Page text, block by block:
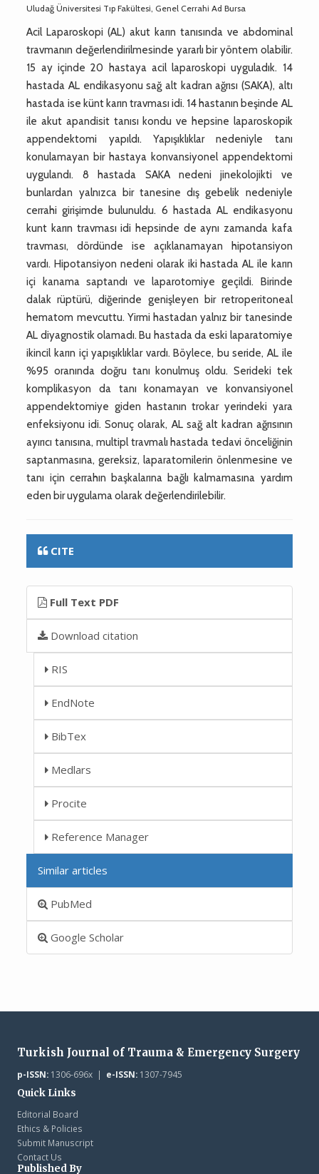
Uludağ Üniversitesi Tıp Fakültesi, Genel Cerrahi Ad Bursa
Acil Laparoskopi (AL) akut karın tanısında ve abdominal
travmanın değerlendirilmesinde yararlı bir yöntem olabilir.
15 ay içinde 20 hastaya acil laparoskopi uyguladık. 14
hastada AL endikasyonu sağ alt kadran ağrısı (SAKA), altı
hastada ise künt karın travması idi. 14 hastanın beşinde AL
ile akut apandisit tanısı kondu ve hepsine laparoskopik
appendektomi yapıldı. Yapışıklıklar nedeniyle tanı
konulamayan bir hastaya konvansiyonel appendektomi
uygulandı. 8 hastada SAKA nedeni jinekolojikti ve
bunlardan yalnızca bir tanesine dış gebelik nedeniyle
cerrahi girişimde bulunuldu. 6 hastada AL endikasyonu
kunt karın travması idi hepsinde de aynı zamanda kafa
travması, dördünde ise açıklanamayan hipotansiyon
vardı. Hipotansiyon nedeni olarak iki hastada AL ile karın
içi kanama saptandı ve laparotomiye geçildi. Birinde
dalak rüptürü, diğerinde genişleyen bir retroperitoneal
hematom mevcuttu. Yirmi hastadan yalnız bir tanesinde
AL diyagnostik olamadı. Bu hastada da eski laparatomiye
ikincil karın içi yapışıklıklar vardı. Böylece, bu seride, AL ile
%95 oranında doğru tanı konulmuş oldu. Serideki tek
komplikasyon da tanı konamayan ve konvansiyonel
appendektomiye giden hastanın trokar yerindeki yara
enfeksiyonu idi. Sonuç olarak, AL sağ alt kadran ağrısının
ayırıcı tanısına, multipl travmalı hastada tedavi önceliğinin
saptanmasına, gereksiz, laparatomilerin önlenmesine ve
tanı için cerrahın başkalarına bağlı kalmamasına yardım
eden bir uygulama olarak değerlendirilebilir.
CITE
Full Text PDF
Download citation
RIS
EndNote
BibTex
Medlars
Procite
Reference Manager
Similar articles
PubMed
Google Scholar
Turkish Journal of Trauma & Emergency Surgery
p-ISSN:1306-696x | e-ISSN:1307-7945
Quick Links
Editorial Board
Ethics & Policies
Submit Manuscript
Contact Us
Published By